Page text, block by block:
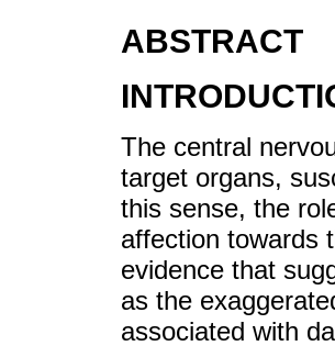
ABSTRACT
The central
target organs,
this sense, the
affection towards
evidence that
as the
associated with